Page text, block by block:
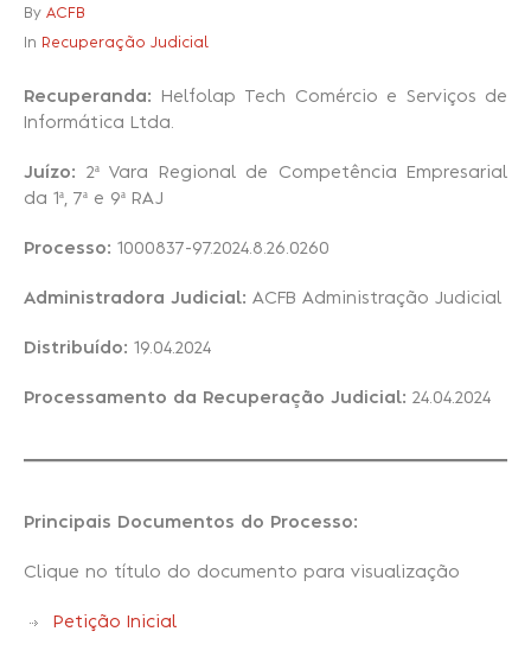
Recuperação Judicial
By ACFB
In Recuperação Judicial
Recuperanda: Helfolap Tech Comércio e Serviços de
Informática Ltda.
Juízo: 2ª Vara Regional de Competência Empresarial
da 1ª, 7ª e 9ª RAJ
Processo: 1000837-97.2024.8.26.0260
Administradora Judicial: ACFB Administração Judicial
Distribuído: 19.04.2024
Processamento da Recuperação Judicial: 24.04.2024
Principais Documentos do Processo:
Clique no título do documento para visualização
Petição Inicial